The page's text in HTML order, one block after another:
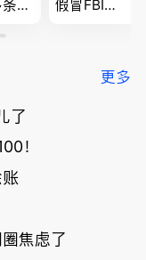
主
饭
崩
加
场
危
假冒FBI上
夫妻住进殡
更多
了
！
焦虑了